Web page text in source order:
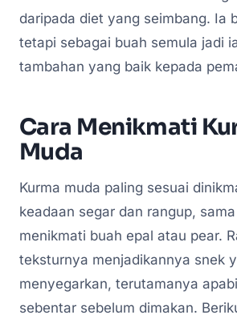
daripada diet yang seimbang. Ia
tetapi sebagai buah semula jadi
tambahan yang baik kepada
Cara Menikmati
Muda
Kurma muda paling sesuai
keadaan segar dan rangup,
menikmati buah epal atau pear.
teksturnya menjadikannya snek
menyegarkan, terutamanya
sebentar sebelum dimakan.